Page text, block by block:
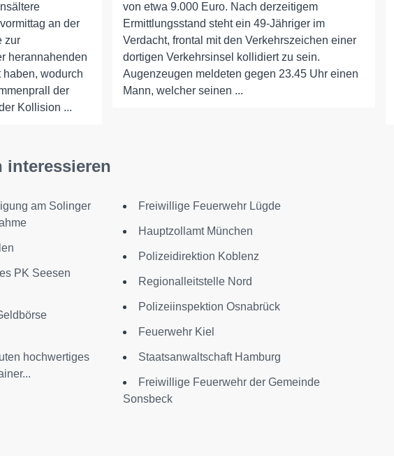
an der
zur
herannahenden
haben, wodurch
der
Kollision ...
von etwa 9.000 Euro. Nach derzeitigem
Ermittlungsstand steht ein 49-Jähriger im
Verdacht, frontal mit den Verkehrszeichen einer
dortigen Verkehrsinsel kollidiert zu sein.
Augenzeugen meldeten gegen 23.45 Uhr einen
Mann, welcher seinen ...
interessieren
am Solinger
PK Seesen
hochwertiges
Freiwillige Feuerwehr Lügde
Hauptzollamt München
Polizeidirektion Koblenz
Regionalleitstelle Nord
Polizeiinspektion Osnabrück
Feuerwehr Kiel
Staatsanwaltschaft Hamburg
Freiwillige Feuerwehr der Gemeinde
Sonsbeck